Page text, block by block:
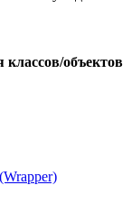
объектов